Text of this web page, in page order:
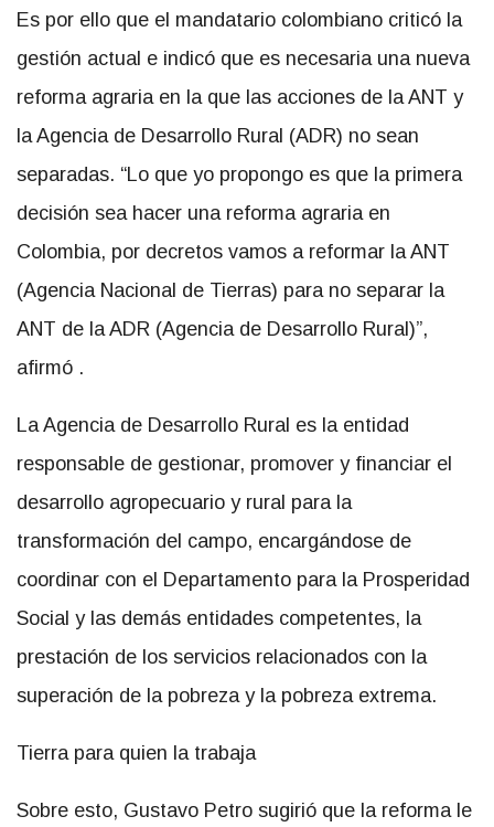
Es por ello que el mandatario colombiano criticó la
gestión actual e indicó que es necesaria una nueva
reforma agraria en la que las acciones de la ANT y
la Agencia de Desarrollo Rural (ADR) no sean
separadas. “Lo que yo propongo es que la primera
decisión sea hacer una reforma agraria en
Colombia, por decretos vamos a reformar la ANT
(Agencia Nacional de Tierras) para no separar la
ANT de la ADR (Agencia de Desarrollo Rural)”,
afirmó .
La Agencia de Desarrollo Rural es la entidad
responsable de gestionar, promover y financiar el
desarrollo agropecuario y rural para la
transformación del campo, encargándose de
coordinar con el Departamento para la Prosperidad
Social y las demás entidades competentes, la
prestación de los servicios relacionados con la
superación de la pobreza y la pobreza extrema.
Tierra para quien la trabaja
Sobre esto, Gustavo Petro sugirió que la reforma le